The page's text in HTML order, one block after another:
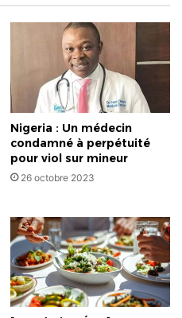
Nigeria : Un médecin
condamné à perpétuité
pour viol sur mineur
26 octobre 2023